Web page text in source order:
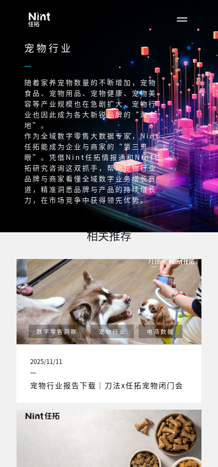
宠物行业
随着家养宠物数量的不断增加，宠物
食品、宠物用品、宠物健康、宠物美
容等产业规模也在急剧扩大，宠物行
业也因此成为各大新锐品牌的“淘金
地”。
作为全域数字零售大数据专家，Nint
任拓能成为企业与商家的“第三只
眼”。凭借Nint任拓情报通和Nint任
拓研究咨询这双抓手，帮助宠物行业
品牌与商家看懂全域数字业务增长赛
道，精准洞悉品牌与产品的持续增长
力，在市场竞争中获得领先优势。
相关推荐
数字零售洞察 宠物行业 电商数据
2025/11/11
宠物行业报告下载｜刀法x任拓宠物闭门会